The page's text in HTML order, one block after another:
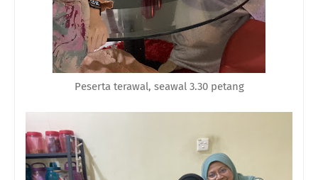
Peserta terawal, seawal 3.30 petang